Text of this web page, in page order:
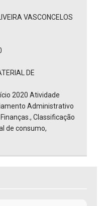
VASCONCELOS
DE
2020 Atividade
Administrativo
Classificação
de consumo,